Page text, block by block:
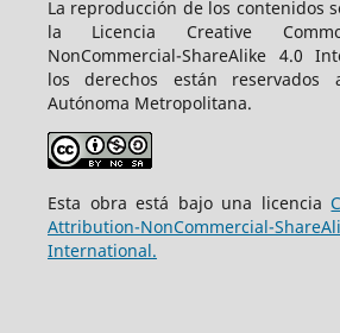
La reproducción de los contenidos
la Licencia Creative
NonCommercial-ShareAlike 4.0
los derechos están reservados
Autónoma Metropolitana.
Esta obra está bajo una licencia
Attribution-
International.